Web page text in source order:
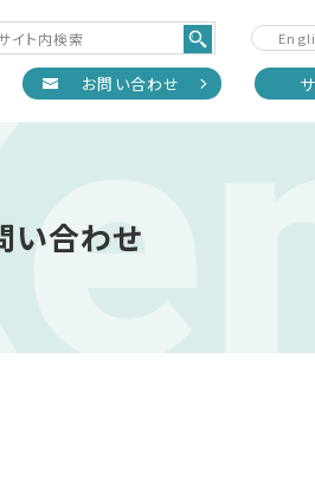
お問い合わせ
い合わせ